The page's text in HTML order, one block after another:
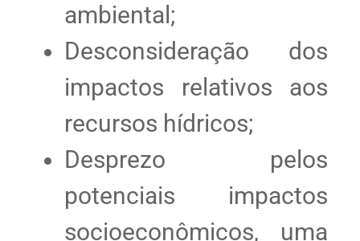
ambiental;
Desconsideração dos
impactos relativos aos
recursos hídricos;
Desprezo pelos
potenciais impactos
socioeconômicos, uma